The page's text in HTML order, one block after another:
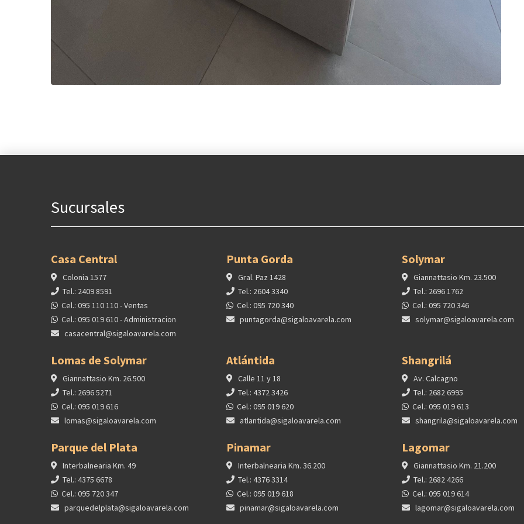
Sucursales
Casa Central
Colonia 1577
Tel.: 2409 8591
Cel.: 095 110 110 - Ventas
Cel.: 095 019 610 - Administracion
casacentral@sigaloavarela.com
Punta Gorda
Gral. Paz 1428
Tel.: 2604 3340
Cel.: 095 720 340
puntagorda@sigaloavarela.com
Solymar
Giannattasio Km. 23.500
Tel.: 2696 1762
Cel.: 095 720 346
solymar@sigaloavarela.com
Lomas de Solymar
Giannattasio Km. 26.500
Tel.: 2696 5271
Cel.: 095 019 616
lomas@sigaloavarela.com
Atlántida
Calle 11 y 18
Tel.: 4372 3426
Cel.: 095 019 620
atlantida@sigaloavarela.com
Shangrilá
Av. Calcagno
Tel.: 2682 6995
Cel.: 095 019 613
shangrila@sigaloavarela.com
Parque del Plata
Interbalnearia Km. 49
Tel.: 4375 6678
Cel.: 095 720 347
parquedelplata@sigaloavarela.com
Pinamar
Interbalnearia Km. 36.200
Tel.: 4376 3314
Cel.: 095 019 618
pinamar@sigaloavarela.com
Lagomar
Giannattasio Km. 21.200
Tel.: 2682 4266
Cel.: 095 019 614
lagomar@sigaloavarela.com